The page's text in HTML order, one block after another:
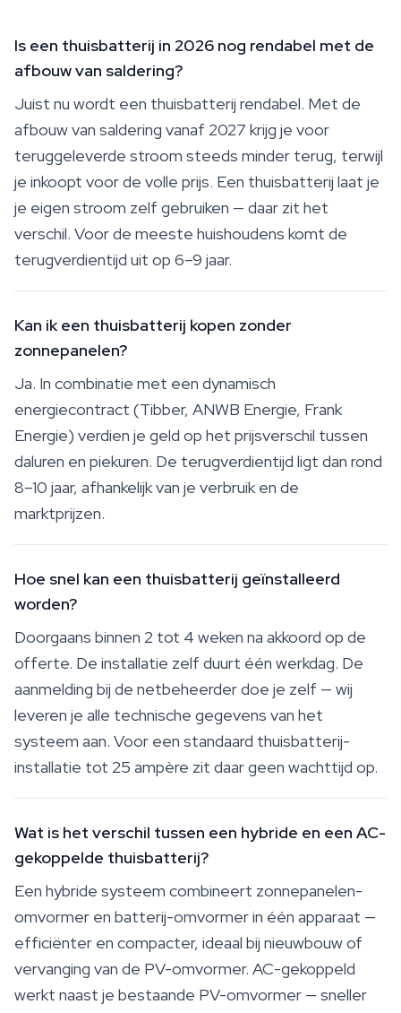
Is een thuisbatterij in 2026 nog rendabel met de
afbouw van saldering?
Juist nu wordt een thuisbatterij rendabel. Met de
afbouw van saldering vanaf 2027 krijg je voor
teruggeleverde stroom steeds minder terug, terwijl
je inkoopt voor de volle prijs. Een thuisbatterij laat je
je eigen stroom zelf gebruiken — daar zit het
verschil. Voor de meeste huishoudens komt de
terugverdientijd uit op 6–9 jaar.
Kan ik een thuisbatterij kopen zonder
zonnepanelen?
Ja. In combinatie met een dynamisch
energiecontract (Tibber, ANWB Energie, Frank
Energie) verdien je geld op het prijsverschil tussen
daluren en piekuren. De terugverdientijd ligt dan rond
8–10 jaar, afhankelijk van je verbruik en de
marktprijzen.
Hoe snel kan een thuisbatterij geïnstalleerd
worden?
Doorgaans binnen 2 tot 4 weken na akkoord op de
offerte. De installatie zelf duurt één werkdag. De
aanmelding bij de netbeheerder doe je zelf — wij
leveren je alle technische gegevens van het
systeem aan. Voor een standaard thuisbatterij-
installatie tot 25 ampère zit daar geen wachttijd op.
Wat is het verschil tussen een hybride en een AC-
gekoppelde thuisbatterij?
Een hybride systeem combineert zonnepanelen-
omvormer en batterij-omvormer in één apparaat —
efficiënter en compacter, ideaal bij nieuwbouw of
vervanging van de PV-omvormer. AC-gekoppeld
werkt naast je bestaande PV-omvormer — sneller